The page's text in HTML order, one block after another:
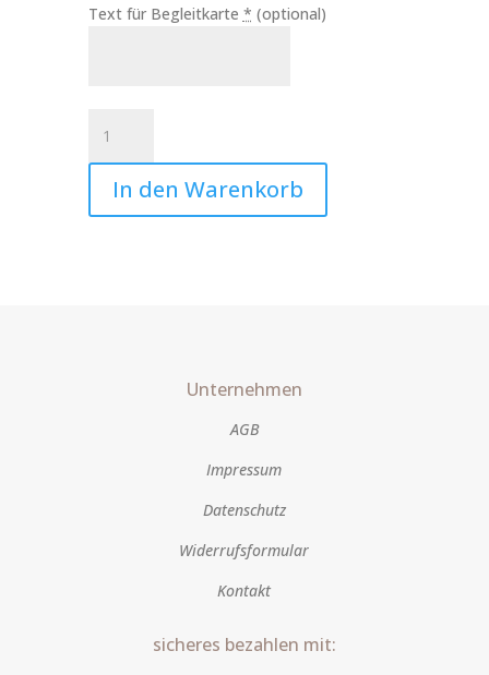
Text für Begleitkarte * (optional)
Foto
Art.Nr.:10108
MengeIn den Warenkorb
Unternehmen
AGB
Impressum
Datenschutz
Widerrufsformular
Kontakt
sicheres bezahlen mit: